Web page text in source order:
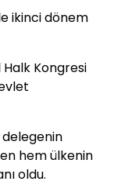
ikinci dönem
Halk Kongresi
delegenin
hem ülkenin
oldu.